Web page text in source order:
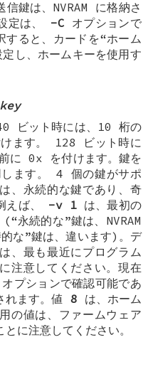
鍵は、NVRAM に格納さ
定は、 -C オプションで
すると、カードを“ホーム
し、ホームキーを使用す
key
ビット時には、10 桁の
ます。 128 ビット時に
に 0x を付けます。鍵を
ます。 4 個の鍵がサポ
、永続的な鍵であり、奇
えば、 -v 1 は、最初の
永続的な”鍵は、NVRAM
な”鍵は、違います)。デ
、最も最近にプログラム
注意してください。現在
オプションで確認可能であ
れます。値 8 は、ホーム
の値は、ファームウェア
に注意してください。